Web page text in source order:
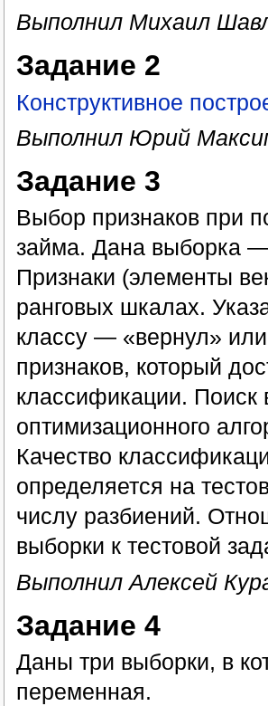
Выполнил Михаил
Задание 2
Конструктивное
Выполнил Юрий
Задание 3
Выбор признаков при
займа. Дана выборка —
Признаки (элементы
ранговых шкалах.
классу — «вернул»
признаков, который
классификации. Поиск
оптимизационного
Качество
определяется на
числу разбиений.
выборки к тестовой
Выполнил Алексей
Задание 4
Даны три выборки, в
переменная.